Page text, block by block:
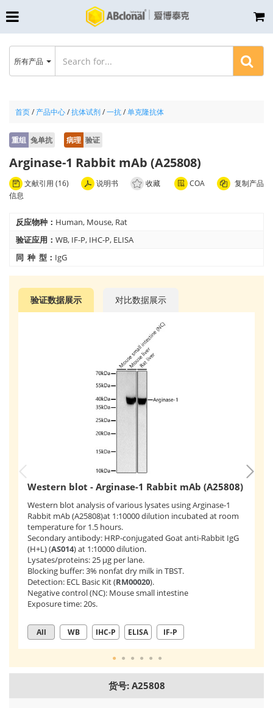
首页/ 产品中心/抗体试剂/一抗/单克隆抗体
重组 兔单抗 病理 验证
Arginase-1 Rabbit mAb (A25808)
文献引用 (16) 说明书 收藏 COA
复制产品
信息
反应物种： Human, Mouse, Rat
验证应用： WB, IF-P, IHC-P, ELISA
同 种 型： IgG
验证数据展示 对比数据展示
Western blot - Arginase-1 Rabbit mAb (A25808)
Western blot analysis of various lysates using Arginase-1
Rabbit mAb (A25808)at 1:10000 dilution incubated at room
temperature for 1.5 hours.
Secondary antibody: HRP-conjugated Goat anti-Rabbit IgG
(H+L) (AS014) at 1:10000 dilution.
Lysates/proteins: 25 μg per lane.
Blocking buffer: 3% nonfat dry milk in TBST.
Detection: ECL Basic Kit (RM00020).
Negative control (NC): Mouse small intestine
Exposure time: 20s.
All WB IHC-P ELISA IF-P
货号: A25808
所有产品